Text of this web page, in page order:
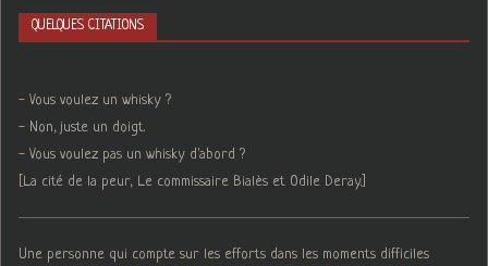
QUELQUES CITATIONS
- Vous voulez un whisky ?
- Non, juste un doigt.
- Vous voulez pas un whisky d'abord ?
[La cité de la peur, Le commissaire Bialès et Odile Deray.]
Une personne qui compte sur les efforts dans les moments difficiles